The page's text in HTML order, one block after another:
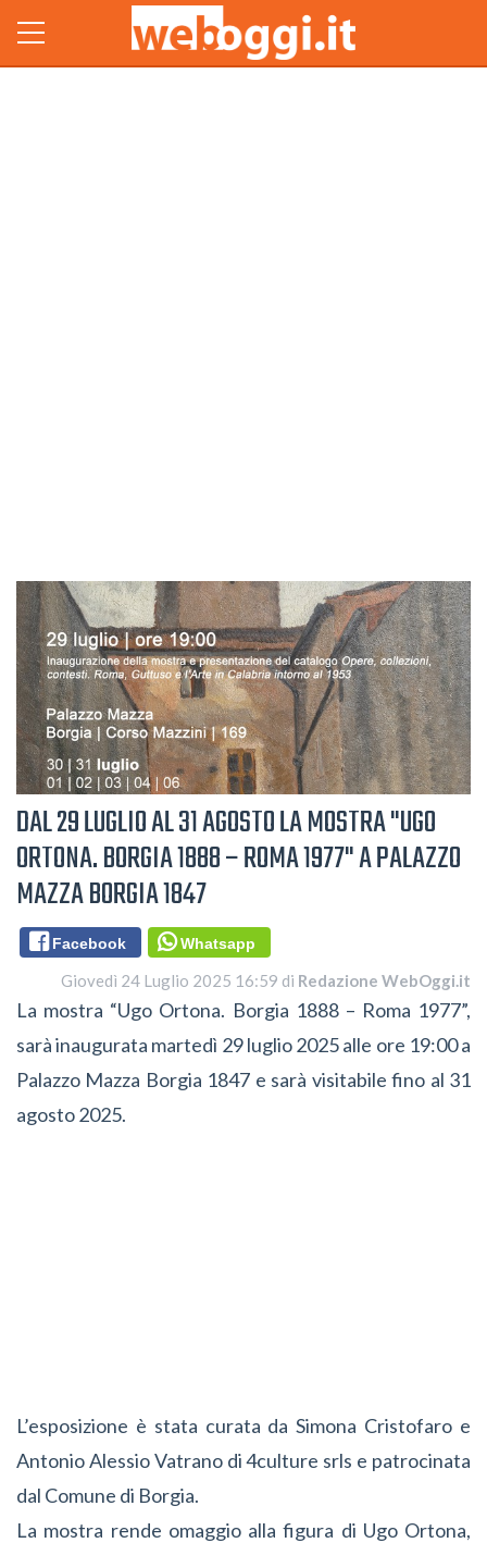
DAL 29 LUGLIO AL 31 AGOSTO LA MOSTRA "UGO
ORTONA. BORGIA 1888 – ROMA 1977" A PALAZZO
MAZZA BORGIA 1847
Facebook Whatsapp
Giovedì 24 Luglio 2025 16:59 di Redazione WebOggi.it
La mostra “Ugo Ortona. Borgia 1888 – Roma 1977”,
sarà inaugurata martedì 29 luglio 2025 alle ore 19:00 a
Palazzo Mazza Borgia 1847 e sarà visitabile fino al 31
agosto 2025.
L’esposizione è stata curata da Simona Cristofaro e
Antonio Alessio Vatrano di 4culture srls e patrocinata
dal Comune di Borgia.
La mostra rende omaggio alla figura di Ugo Ortona,